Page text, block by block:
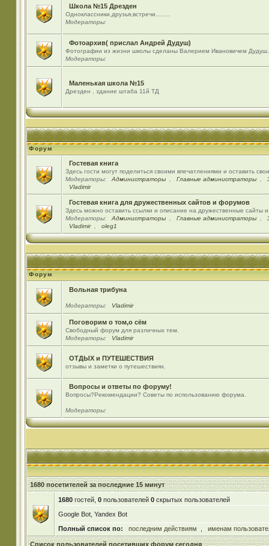
Школа №15 Дрезден
Одноклассники,друзья,встречи........
Модераторы:
Фотоархив( прислал Андрей Дудуш)
Фотографии из жизни школы сделаны Валерием Ивановичем Дудуш.
Модераторы:
Маленькая школа №15
Дрезден , здание штаба 11й ТД
Форум
Гостевая книга
Здесь гости могут поделиться своими впечатлениями и оставить
Модераторы:
Администраторы Главные администраторы
Vladimir
Гостевая книга для дружественных сайтов и форумов
Здесь можно оставить ссылки и описание на дружественные сайты
Модераторы:
Администраторы Главные администраторы
Vladimir
oleg1
Форум
Вольная трибуна
Модераторы: Vladimir
Поговорим о том,о сём
Свободный форум для различных тем.
Модераторы:
Vladimir
ОТДЫХ и ПУТЕШЕСТВИЯ
отзывы и заметки о путешествиях.
Вопросы и ответы по форуму!
Вопросы?Рекомендации? Советы по использованию форума.
Модераторы:
1680 посетителей за последние 15 минут
1680гостей, 0пользователей 0скрытых пользователей
Google Bot, Yandex Bot
Полный список по:
последним действиям именам
Список пользователей посетивших форум сегодня